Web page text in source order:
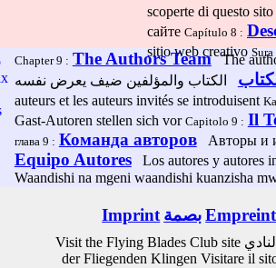
scoperte di questo
сайте Capítulo 8 :
sitio web creativoSura
Chapter 9 : The Authors TeamThe
auteurs et les auteurs invités se introduisent
Gast-Autoren stellen sich vor Capitolo 9 : Il
глава 9 : Команда авторовАвторы и
Equipo AutoresLos autores y autores
Waandishi na mgeni waandishi kuanzisha
Imprint بصمة
Visit the Flying Blades Club site
der Fliegenden KlingenVisitare il